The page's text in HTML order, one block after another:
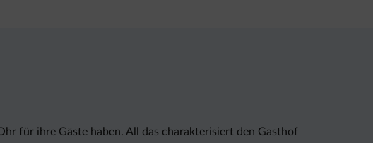
für ihre Gäste haben. All das charakterisiert den Gasthof